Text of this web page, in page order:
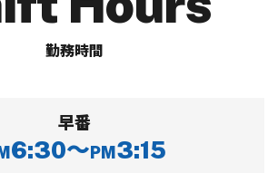
勤務時間
早番
6:30～PM3:15